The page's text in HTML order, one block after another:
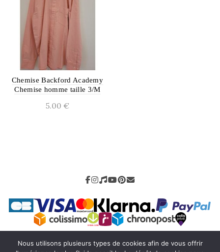
Chemise Backford Academy
Chemise homme taille 3/M
5.00 €
Mentions légales-CGV-Livraison- Retour-Contact
Nous utilisons plusieurs types de cookies afin de vous offrir